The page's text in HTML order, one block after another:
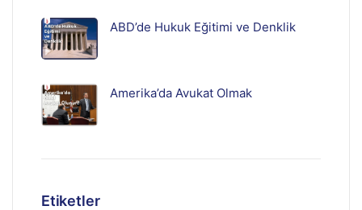
ABD’de Hukuk Eğitimi ve Denklik
Amerika’da Avukat Olmak
Etiketler